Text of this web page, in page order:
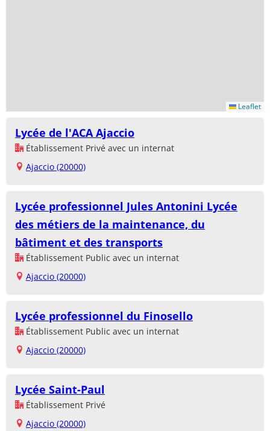
Leaflet
Lycée de l'ACA Ajaccio
Établissement Privé avec un internat
Ajaccio (20000)
Lycée professionnel Jules Antonini Lycée
des métiers de la maintenance, du
bâtiment et des transports
Établissement Public avec un internat
Ajaccio (20000)
Lycée professionnel du Finosello
Établissement Public avec un internat
Ajaccio (20000)
Lycée Saint-Paul
Établissement Privé
Ajaccio (20000)